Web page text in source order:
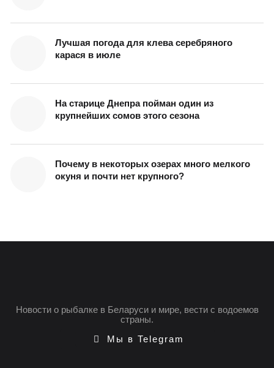
Лучшая погода для клева серебряного
карася в июле
На старице Днепра пойман один из
крупнейших сомов этого сезона
Почему в некоторых озерах много мелкого
окуня и почти нет крупного?
Новости о рыбалке в Беларуси и мире, вести с водоемов
страны.
Мы в Telegram